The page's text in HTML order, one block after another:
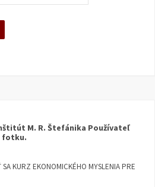
M. R. Štefánika Používateľ
fotku.
KURZ EKONOMICKÉHO MYSLENIA PRE